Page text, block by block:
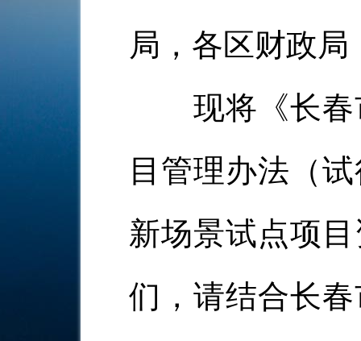
局，各区财政
现将《长春
目管理办法（
新场景试点项
们，请结合长